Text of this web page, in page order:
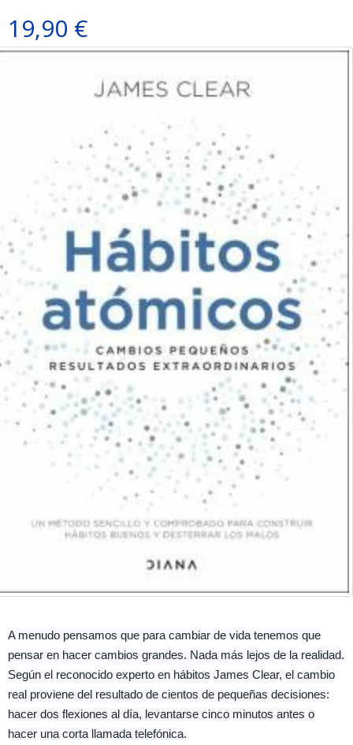
19,90 €
A menudo pensamos que para cambiar de vida tenemos que
pensar en hacer cambios grandes. Nada más lejos de la realidad.
Según el reconocido experto en hábitos James Clear, el cambio
real proviene del resultado de cientos de pequeñas decisiones:
hacer dos flexiones al día, levantarse cinco minutos antes o
hacer una corta llamada telefónica.